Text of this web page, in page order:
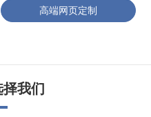
高端网页定制
我们